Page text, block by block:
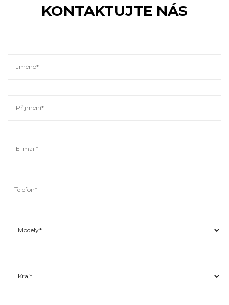
KONTAKTUJTE NÁS